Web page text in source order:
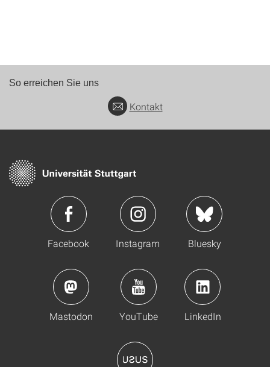
So erreichen Sie uns
Kontakt
Facebook Instagram Bluesky
Mastodon YouTube LinkedIn